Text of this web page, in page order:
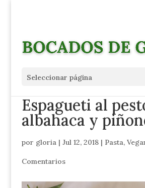
Seleccionar página
Espagueti al
albahaca y
por gloria| Jul 12, 2018| Pasta,
Comentarios